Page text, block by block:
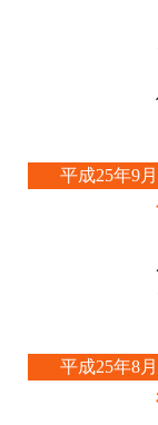
平成25年9
平成25年8